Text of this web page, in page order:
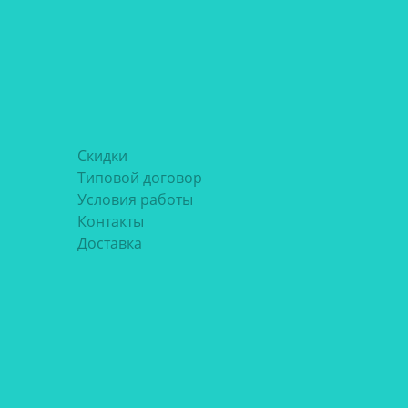
Скидки
Типовой договор
Условия работы
Контакты
Доставка